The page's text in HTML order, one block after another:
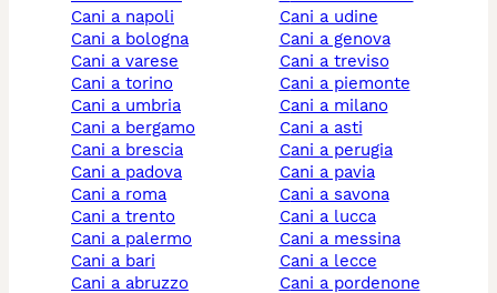
cani a napoli
cani a bologna
cani a varese
cani a torino
cani a umbria
cani a bergamo
cani a brescia
cani a padova
cani a roma
cani a trento
cani a palermo
cani a bari
cani a abruzzo
cani a udine
cani a genova
cani a treviso
cani a piemonte
cani a milano
cani a asti
cani a perugia
cani a pavia
cani a savona
cani a lucca
cani a messina
cani a lecce
cani a pordenone